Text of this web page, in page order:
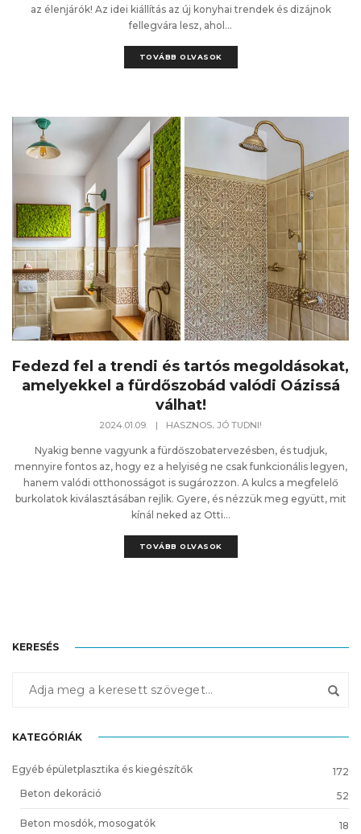
az élenjárók! Az idei kiállítás az új konyhai trendek és dizájnok
fellegvára lesz, ahol...
TOVÁBB OLVASOK
Fedezd fel a trendi és tartós megoldásokat,
amelyekkel a fürdőszobád valódi Oázissá
válhat!
2024.01.09. | HASZNOS, JÓ TUDNI!
Nyakig benne vagyunk a fürdőszobatervezésben, és tudjuk,
mennyire fontos az, hogy ez a helyiség ne csak funkcionális legyen,
hanem valódi otthonosságot is sugározzon. A kulcs a megfelelő
burkolatok kiválasztásában rejlik. Gyere, és nézzük meg együtt, mit
kínál neked az Otti...
TOVÁBB OLVASOK
KERESÉS
KATEGÓRIÁK
Egyéb épületplasztika és kiegészítők
172
Beton dekoráció
52
Beton mosdók, mosogatók 18